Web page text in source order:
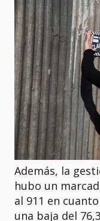
Además, la
hubo un
al 911 en
una baja del